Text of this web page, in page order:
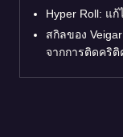
Hyper Roll: แ
สกิลของ
จากการติดคริติ